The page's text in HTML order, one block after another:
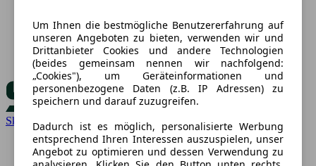
Skoda
Um Ihnen die bestmögliche Benutzererfahrung auf
unseren Angeboten zu bieten, verwenden wir und
Drittanbieter Cookies und andere Technologien
(beides gemeinsam nennen wir nachfolgend:
„Cookies"), um Geräteinformationen und
personenbezogene Daten (z.B. IP Adressen) zu
speichern und darauf zuzugreifen.
Dadurch ist es möglich, personalisierte Werbung
entsprechend Ihren Interessen auszuspielen, unser
Angebot zu optimieren und dessen Verwendung zu